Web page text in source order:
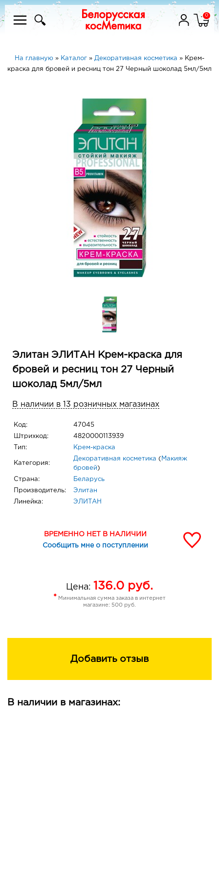
0
На главную » Каталог » Декоративная косметика » Крем-
краска для бровей и ресниц тон 27 Черный шоколад 5мл/5мл
Элитан ЭЛИТАН Крем-краска для
бровей и ресниц тон 27 Черный
шоколад 5мл/5мл
В наличии в 13 розничных магазинах
Код: 47045
Штрихкод: 4820000113939
Тип: Крем-краска
Категория:
Декоративная косметика ( Макияж
бровей )
Страна: Беларусь
Производитель: Элитан
Линейка: ЭЛИТАН
ВРЕМЕННО НЕТ В НАЛИЧИИ
Сообщить мне о поступлении
Цена: 136.0 руб.
* Минимальная сумма заказа в интернет
магазине: 500 руб.
Добавить отзыв
В наличии в магазинах: